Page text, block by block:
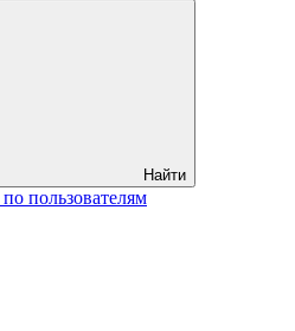
Найти
по пользователям